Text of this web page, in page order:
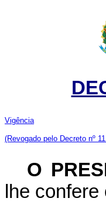
Vigência
(Revogado pelo Decreto nº
O
lhe